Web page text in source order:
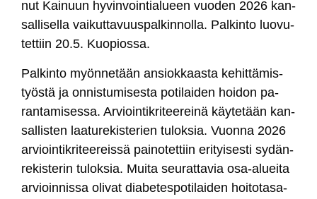
nut Kai­nuun hy­vin­voin­tia­lueen vuo­den 2026 kan­
sal­li­sel­la vai­kut­ta­vuus­pal­kin­nol­la. Pal­kin­to luo­vu­
tet­tiin 20.5. Kuo­pios­sa.
Pal­kin­to myön­ne­tään an­siok­kaas­ta ke­hit­tä­mis­
työs­tä ja on­nis­tu­mi­ses­ta po­ti­lai­den hoi­don pa­
ran­ta­mi­ses­sa. Ar­vioin­tik­ri­tee­rei­nä käy­te­tään kan­
sal­lis­ten laa­tu­re­kis­te­rien tu­lok­sia. Vuon­na 2026
ar­vioin­tik­ri­tee­reis­sä pai­no­tet­tiin eri­tyi­ses­ti sy­dän­
re­kis­te­rin tu­lok­sia. Mui­ta seu­rat­ta­via osa-aluei­ta
ar­vioin­nis­sa oli­vat dia­be­tes­po­ti­lai­den hoi­to­ta­sa­